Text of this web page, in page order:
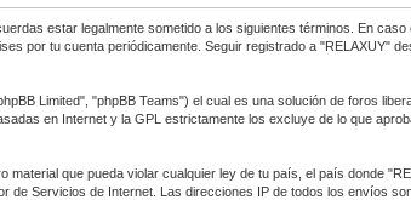
estar legalmente sometido a los siguientes términos. En
por tu cuenta periódicamente. Seguir registrado a "RELAXUY"
Limited", "phpBB Teams") el cual es una solución de foros
en Internet y la GPL estrictamente los excluye de lo que
que pueda violar cualquier ley de tu país, el país donde
Servicios de Internet. Las direcciones IP de todos los envíos